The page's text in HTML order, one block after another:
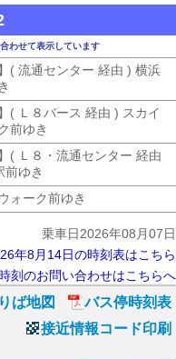
わせて表示しています
】( 流通センター 経由 ) 横浜
】( Ｌ８バース 経由 ) スカイ
前ゆき
】( Ｌ８・流通センター 経由
前ゆき
ォーク前ゆき
乗車日2026年08月07日
年8月14日の時刻表はこちら
刻のお問い合わせはこちらへ
ば地図
バス停時刻表
接近情報コード印刷